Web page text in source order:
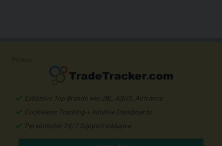
Exklusive Top Brands wie JBL, ASUS, Airfrance
Cookieless Tracking + intuitive Dashboards
Persönlicher 24/7 Support inklusive